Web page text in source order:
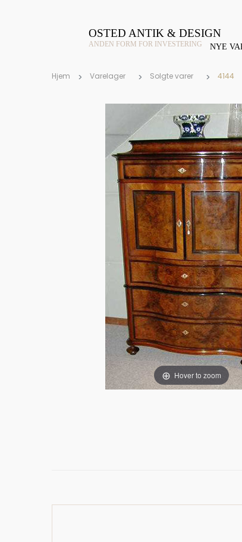
OSTED ANTIK & DESIGN
ANDEN FORM FOR INVESTERING NYE
Hjem Varelager Solgte varer 4144
Hover to zoom